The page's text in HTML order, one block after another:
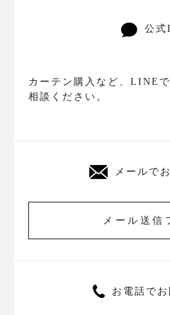
公式
カーテン購入など、LINE
相談ください。
メールで
メール送信
お電話で